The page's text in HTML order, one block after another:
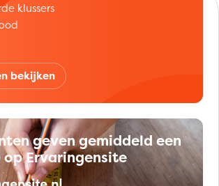
klussers
bekijken
geven gemiddeld een
op Ervaringensite